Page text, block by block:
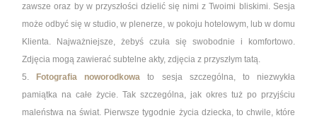
zawsze oraz by w przyszłości dzielić się nimi z Twoimi bliskimi. Sesja
może odbyć się w studio, w plenerze, w pokoju hotelowym, lub w domu
Klienta. Najważniejsze, żebyś czuła się swobodnie i komfortowo.
Zdjęcia mogą zawierać subtelne akty, zdjęcia z przyszłym tatą.
5.Fotografia noworodkowa
to sesja szczególna, to niezwykła
pamiątka na całe życie. Tak szczególna, jak okres tuż po przyjściu
maleństwa na świat. Pierwsze tygodnie życia dziecka, to chwile, które